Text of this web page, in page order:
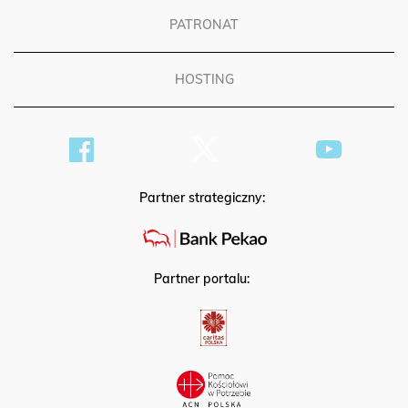
PATRONAT
HOSTING
Partner strategiczny:
Partner portalu: